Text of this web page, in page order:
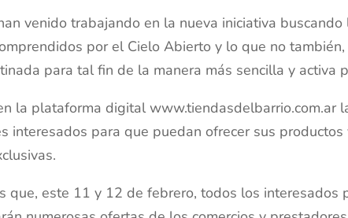
venido trabajando en la nueva iniciativa
por el Cielo Abierto y lo que no
para tal fin de la manera más sencilla y activa
la plataforma digital www.tiendasdelbarrio.com.ar
interesados para que puedan ofrecer sus
que, este 11 y 12 de febrero, todos los interesados